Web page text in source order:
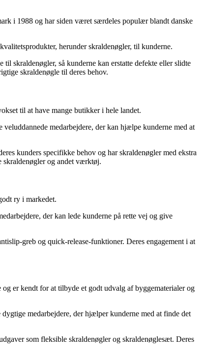
i 1988 og har siden været særdeles populær blandt danske
herunder skraldenøgler, til kunderne.
skraldenøgler, så kunderne kan erstatte defekte eller slidte
skraldenøgle til deres behov.
til at have mange butikker i hele landet.
medarbejdere, der kan hjælpe kunderne med at
kunders specifikke behov og har skraldenøgler med ekstra
skraldenøgler og andet værktøj.
ry i markedet.
der kan lede kunderne på rette vej og give
greb og quick-release-funktioner. Deres engagement i at
er kendt for at tilbyde et godt udvalg af byggematerialer og
medarbejdere, der hjælper kunderne med at finde det
som fleksible skraldenøgler og skraldenøglesæt. Deres